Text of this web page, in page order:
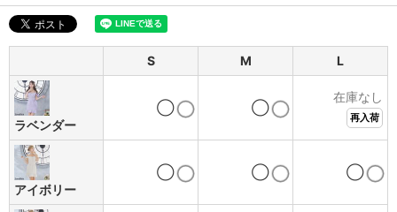
S M L
ラベンダー
◯ ◯
在庫なし
再入荷
アイボリー
◯ ◯ ◯